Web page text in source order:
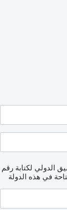
الدولي لكتابة رقم
في هذه الدولة